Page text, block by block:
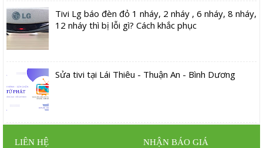
Tivi Lg báo đèn đỏ 1 nháy, 2 nháy , 6 nháy, 8 nháy,
12 nháy thì bị lỗi gì? Cách khắc phục
Sửa tivi tại Lái Thiêu - Thuận An - Bình Dương
LIÊN HỆ NHẬN BÁO GIÁ